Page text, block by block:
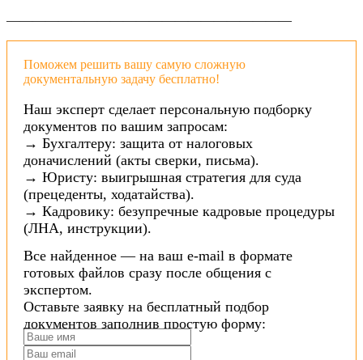
——————————————————————
Поможем решить вашу самую сложную
документальную задачу бесплатно!
Наш эксперт сделает персональную подборку
документов по вашим запросам:
→ Бухгалтеру: защита от налоговых
доначислений (акты сверки, письма).
→ Юристу: выигрышная стратегия для суда
(прецеденты, ходатайства).
→ Кадровику: безупречные кадровые процедуры
(ЛНА, инструкции).
Все найденное — на ваш e-mail в формате
готовых файлов сразу после общения с
экспертом.
Оставьте заявку на бесплатный подбор
документов заполнив простую форму: